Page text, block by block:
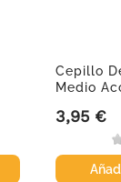
Cepillo
Medio
Precio
3,95 €